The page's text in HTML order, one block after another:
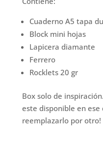
Cuaderno A5 tapa
Block mini hojas
Lapicera diamante
Ferrero
Rocklets 20 gr
Box solo de
este disponible en
reemplazarlo por otro!